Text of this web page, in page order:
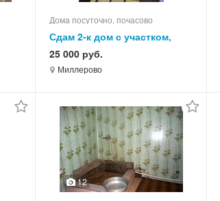
Дома посуточно, почасово
Сдам 2-к дом с участком,
55.0 кв.м, этажей 1
25 000 руб.
Миллерово
12